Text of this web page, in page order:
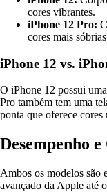
cores vibrantes.
iPhone 12 Pro:
cores mais
iPhone 12 vs.
O iPhone 12 possui
Pro também tem uma
ponta que oferece
Desempenho
Ambos os modelos
avançado da Apple até